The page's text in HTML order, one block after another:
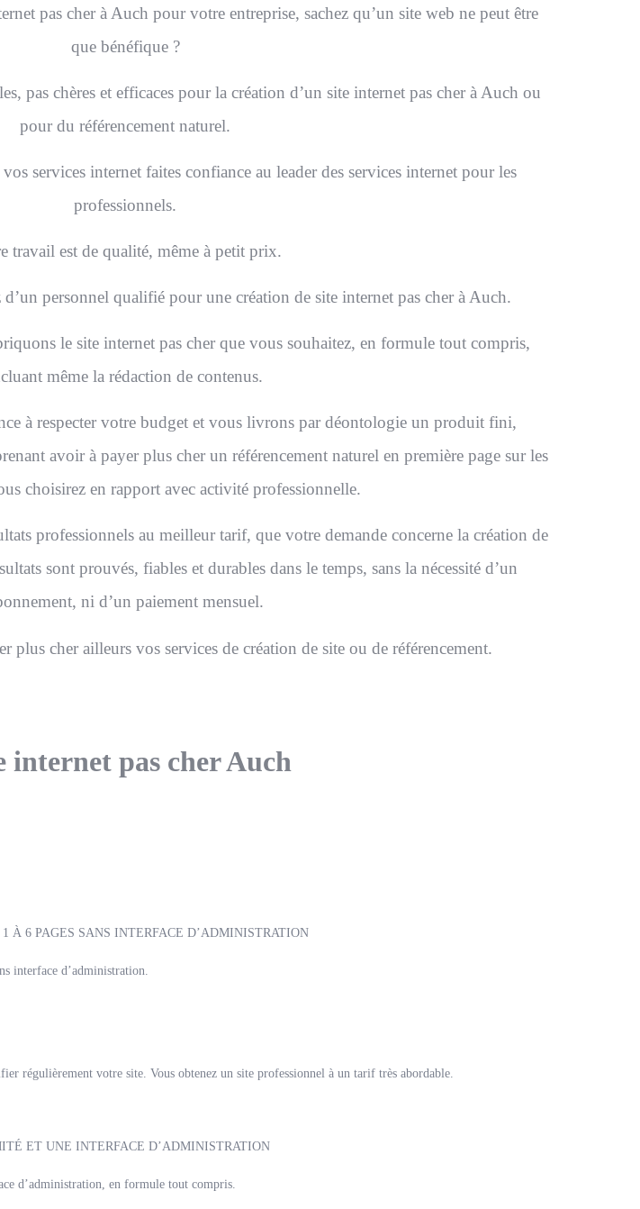
pas cher à Auch pour votre entreprise, sachez qu’un site web ne peut être
que bénéfique ?
pas chères et efficaces pour la création d’un site internet pas cher à Auch ou
pour du référencement naturel.
services internet faites confiance au leader des services internet pour les
professionnels.
travail est de qualité, même à petit prix.
personnel qualifié pour une création de site internet pas cher à Auch.
le site internet pas cher que vous souhaitez, en formule tout compris,
même la rédaction de contenus.
à respecter votre budget et vous livrons par déontologie un produit fini,
avoir à payer plus cher un référencement naturel en première page sur les
choisirez en rapport avec activité professionnelle.
professionnels au meilleur tarif, que votre demande concerne la création de
sont prouvés, fiables et durables dans le temps, sans la nécessité d’un
ni d’un paiement mensuel.
cher ailleurs vos services de création de site ou de référencement.
internet pas cher Auch
À 6 PAGES SANS INTERFACE D’ADMINISTRATION
interface d’administration.
régulièrement votre site. Vous obtenez un site professionnel à un tarif très abordable.
ET UNE INTERFACE D’ADMINISTRATION
d’administration, en formule tout compris.